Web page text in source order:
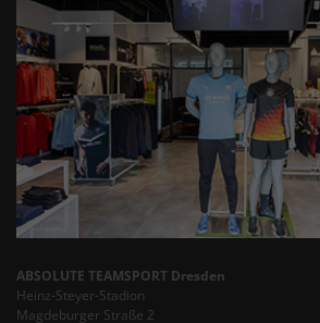
ABSOLUTE TEAMSPORT Dresden
Heinz-Steyer-Stadion
Magdeburger Straße 2